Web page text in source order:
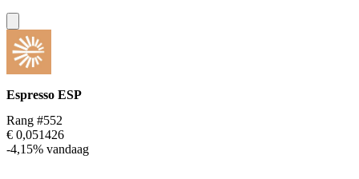
Espresso ESP
Rang #552
€ 0,051426
-4,15% vandaag